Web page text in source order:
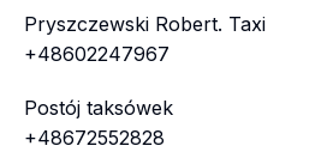
Pryszczewski Robert. Taxi
+48602247967
Postój taksówek
+48672552828